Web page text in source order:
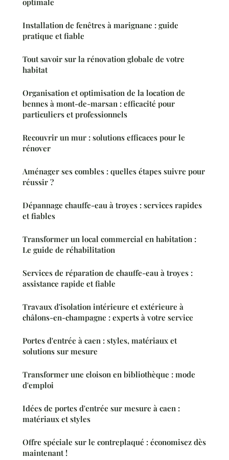
optimale
Installation de fenêtres à marignane : guide
pratique et fiable
Tout savoir sur la rénovation globale de votre
habitat
Organisation et optimisation de la location de
bennes à mont-de-marsan : efficacité pour
particuliers et professionnels
Recouvrir un mur : solutions efficaces pour le
rénover
Aménager ses combles : quelles étapes suivre pour
réussir ?
Dépannage chauffe-eau à troyes : services rapides
et fiables
Transformer un local commercial en habitation :
Le guide de réhabilitation
Services de réparation de chauffe-eau à troyes :
assistance rapide et fiable
Travaux d'isolation intérieure et extérieure à
châlons-en-champagne : experts à votre service
Portes d'entrée à caen : styles, matériaux et
solutions sur mesure
Transformer une cloison en bibliothèque : mode
d'emploi
Idées de portes d'entrée sur mesure à caen :
matériaux et styles
Offre spéciale sur le contreplaqué : économisez dès
maintenant !